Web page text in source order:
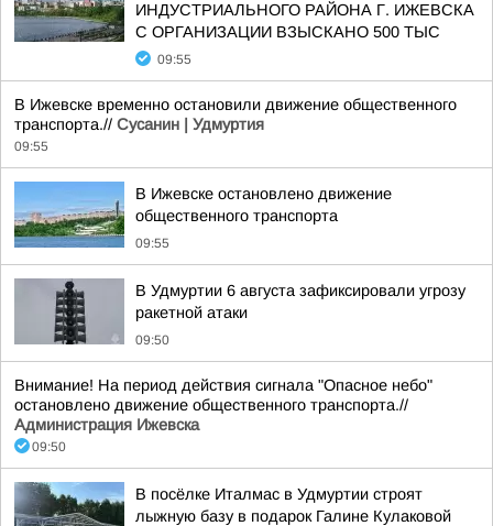
ИНДУСТРИАЛЬНОГО РАЙОНА Г. ИЖЕВСКА
С ОРГАНИЗАЦИИ ВЗЫСКАНО 500 ТЫС
09:55
В Ижевске временно остановили движение общественного
транспорта.// Сусанин | Удмуртия
09:55
В Ижевске остановлено движение
общественного транспорта
09:55
В Удмуртии 6 августа зафиксировали угрозу
ракетной атаки
09:50
Внимание! На период действия сигнала "Опасное небо"
остановлено движение общественного транспорта.//
Администрация Ижевска
09:50
В посёлке Италмас в Удмуртии строят
лыжную базу в подарок Галине Кулаковой